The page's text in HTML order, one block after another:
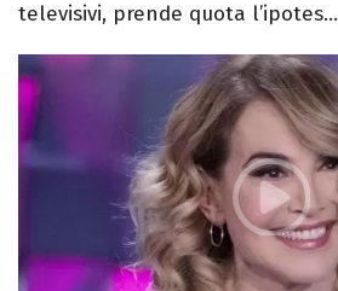
televisivi, prende quota l’ipotes...